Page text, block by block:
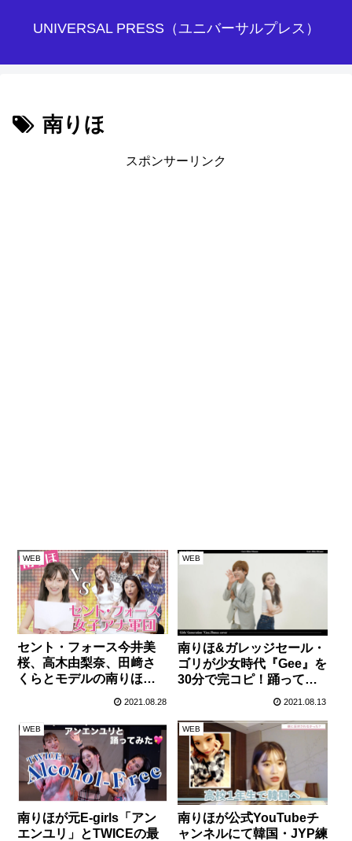
UNIVERSAL PRESS（ユニバーサルプレス）
南りほ
スポンサーリンク
WEB
セント・フォース今井美
桜、高木由梨奈、田﨑さ
くらとモデルの南りほが
2021.08.28
WEB
南りほ&ガレッジセール・
ゴリが少女時代『Gee』を
30分で完コピ！踊ってみ
2021.08.13
WEB
南りほが元E-girls「アン
エンユリ」とTWICEの最
WEB
南りほが公式YouTubeチ
ャンネルにて韓国・JYP練